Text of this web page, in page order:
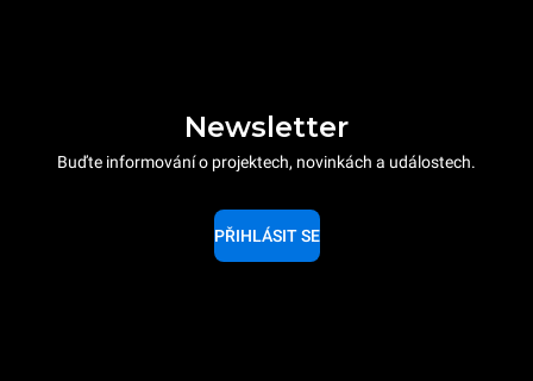
Newsletter
Buďte informování o projektech, novinkách a událostech.
PŘIHLÁSIT SE